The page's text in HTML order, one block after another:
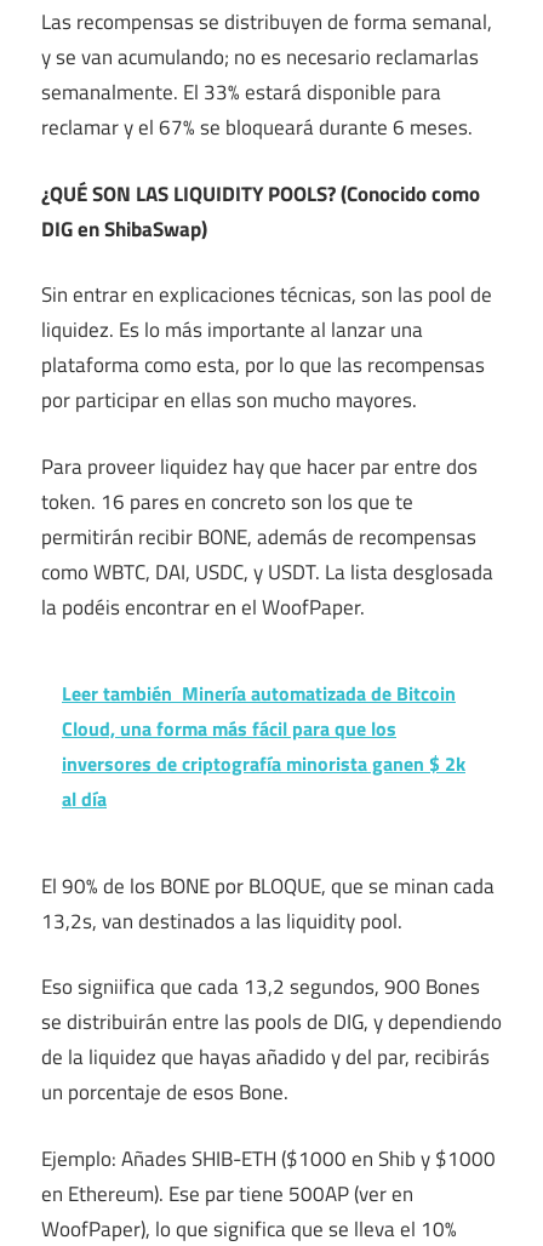
Las recompensas se distribuyen de forma semanal,
y se van acumulando; no es necesario reclamarlas
semanalmente. El 33% estará disponible para
reclamar y el 67% se bloqueará durante 6 meses.
¿QUÉ SON LAS LIQUIDITY POOLS? (Conocido como
DIG en ShibaSwap)
Sin entrar en explicaciones técnicas, son las pool de
liquidez. Es lo más importante al lanzar una
plataforma como esta, por lo que las recompensas
por participar en ellas son mucho mayores.
Para proveer liquidez hay que hacer par entre dos
token. 16 pares en concreto son los que te
permitirán recibir BONE, además de recompensas
como WBTC, DAI, USDC, y USDT. La lista desglosada
la podéis encontrar en el WoofPaper.
Leer también Minería automatizada de Bitcoin
Cloud, una forma más fácil para que los
inversores de criptografía minorista ganen $ 2k
al día
El 90% de los BONE por BLOQUE, que se minan cada
13,2s, van destinados a las liquidity pool.
Eso signiifica que cada 13,2 segundos, 900 Bones
se distribuirán entre las pools de DIG, y dependiendo
de la liquidez que hayas añadido y del par, recibirás
un porcentaje de esos Bone.
Ejemplo: Añades SHIB-ETH ($1000 en Shib y $1000
en Ethereum). Ese par tiene 500AP (ver en
WoofPaper), lo que significa que se lleva el 10%